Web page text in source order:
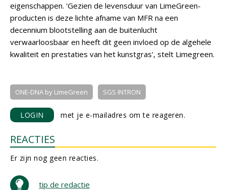
eigenschappen. 'Gezien de levensduur van LimeGreen-
producten is deze lichte afname van MFR na een
decennium blootstelling aan de buitenlucht
verwaarloosbaar en heeft dit geen invloed op de algehele
kwaliteit en prestaties van het kunstgras', stelt Limegreen.
ONE-DNA by LimeGreen SGS INTRON
LOGIN met je e-mailadres om te reageren.
REACTIES
Er zijn nog geen reacties.
tip de redactie